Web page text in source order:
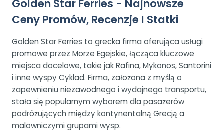
Golden Star Ferries - Najnowsze
Ceny Promów, Recenzje I Statki
Golden Star Ferries to grecka firma oferująca usługi
promowe przez Morze Egejskie, łącząca kluczowe
miejsca docelowe, takie jak Rafina, Mykonos, Santorini
i inne wyspy Cyklad. Firma, założona z myślą o
zapewnieniu niezawodnego i wydajnego transportu,
stała się popularnym wyborem dla pasażerów
podróżujących między kontynentalną Grecją a
malowniczymi grupami wysp.